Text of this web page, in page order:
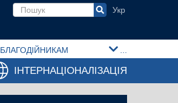
Пошукова форма
БЛАГОДІЙНИКАМ
ІНТЕРНАЦІОНАЛІЗАЦІЯ